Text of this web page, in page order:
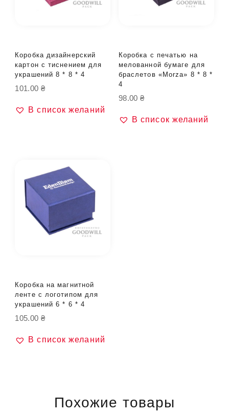
Коробка дизайнерский
картон с тиснением для
украшений 8 * 8 * 4
101.00 ₴
В список желаний
Коробка с печатью на
мелованной бумаге для
браслетов «Morza» 8 * 8 *
4
98.00₴
В список желаний
Коробка на магнитной
ленте с логотипом для
украшений 6 * 6 * 4
105.00 ₴
В список желаний
Похожие товары